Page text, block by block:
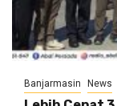
Banjarmasin News